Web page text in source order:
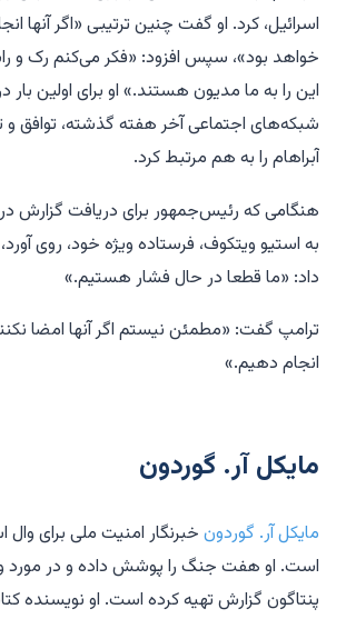
اسرائیل، کرد. او گفت چنین ترتیبی «اگر آنها
خواهد بود»، سپس افزود: «فکر می‌کنم رک و
این را به ما مدیون هستند.» او برای اولین
شبکه‌های اجتماعی آخر هفته گذشته، توافق و
آبراهام را به هم مرتبط کرد.
هنگامی که رئیس‌جمهور برای دریافت گزارش
به استیو ویتکوف، فرستاده ویژه خود، روی
داد: «ما قطعا در حال فشار هستیم.»
ترامپ گفت: «مطمئن نیستم اگر آنها امضا
انجام دهیم.»
مایکل آر. گوردون
مایکل آر. گوردون خبرنگار امنیت ملی برای وال
است. او هفت جنگ را پوشش داده و در مورد